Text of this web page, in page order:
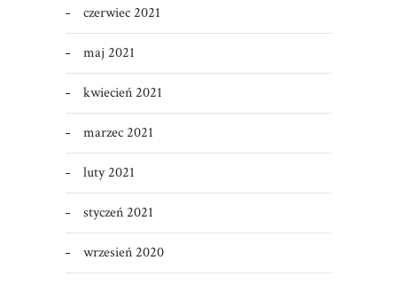
czerwiec 2021
maj 2021
kwiecień 2021
marzec 2021
luty 2021
styczeń 2021
wrzesień 2020